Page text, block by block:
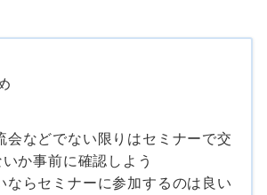
会などでない限りはセミナーで交
か事前に確認しよう
ならセミナーに参加するのは良い